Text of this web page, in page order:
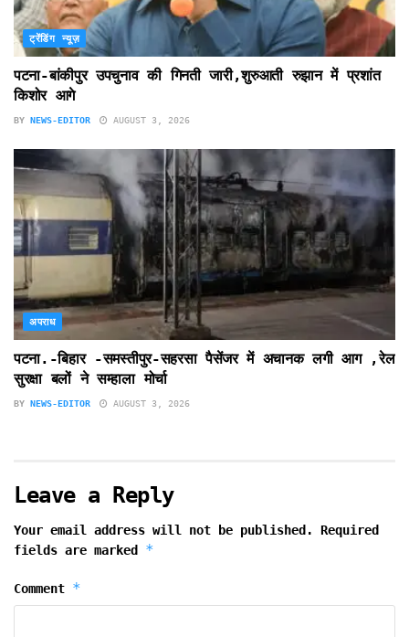
ट्रेंडिंग न्यूज़
पटना-बांकीपुर उपचुनाव की गिनती जारी,शुरुआती रुझान में प्रशांत
किशोर आगे
BY NEWS-EDITOR AUGUST 3, 2026
अपराध
पटना.-बिहार -समस्तीपुर-सहरसा पैसेंजर में अचानक लगी आग ,रेल
सुरक्षा बलों ने सम्हाला मोर्चा
BY NEWS-EDITOR AUGUST 3, 2026
Leave a Reply
Your email address will not be published.
Required
fields are marked *
Comment *